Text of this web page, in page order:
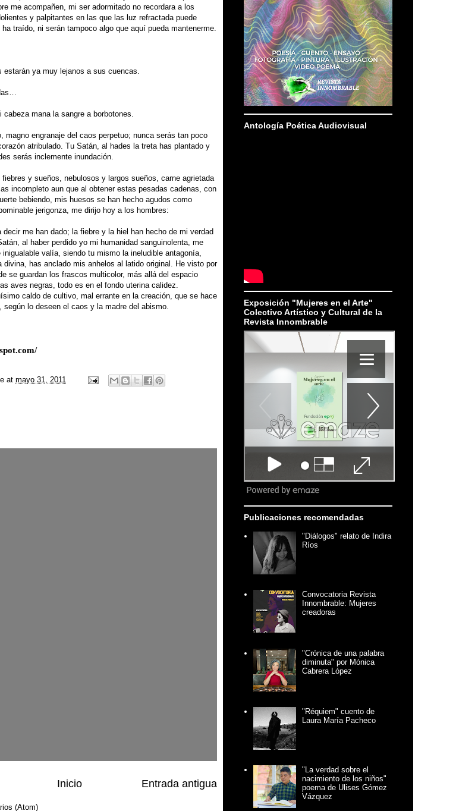
me acompañen, mi ser adormitado no recordara a los
y palpitantes en las que las luz refractada puede
traído, ni serán tampoco algo que aquí pueda mantenerme.
estarán ya muy lejanos a sus cuencas.
mana la sangre a borbotones.
magno engranaje del caos perpetuo; nunca serás tan poco
atribulado. Tu Satán, al hades la treta has plantado y
serás inclemente inundación.
y sueños, nebulosos y largos sueños, carne agrietada
incompleto aun que al obtener estas pesadas cadenas, con
bebiendo, mis huesos se han hecho agudos como
jerigonza, me dirijo hoy a los hombres:
me han dado; la fiebre y la hiel han hecho de mi verdad
al haber perdido yo mi humanidad sanguinolenta, me
inigualable valía, siendo tu mismo la ineludible antagonía,
divina, has anclado mis anhelos al latido original. He visto por
se guardan los frascos multicolor, más allá del espacio
aves negras, todo es en el fondo uterina calidez.
caldo de cultivo, mal errante en la creación, que se hace
lo deseen el caos y la madre del abismo.
at mayo 31, 2011
Entrada antigua
Inicio
(Atom)
Antología Poética Audiovisual
Exposición "Mujeres en el Arte"
Colectivo Artístico y Cultural de la
Revista Innombrable
Publicaciones recomendadas
"Diálogos" relato de Indira
Ríos
Convocatoria Revista
Innombrable: Mujeres
creadoras
"Crónica de una palabra
diminuta" por Mónica
Cabrera López
"Réquiem" cuento de
Laura María Pacheco
"La verdad sobre el
nacimiento de los niños"
poema de Ulises Gómez
Vázquez